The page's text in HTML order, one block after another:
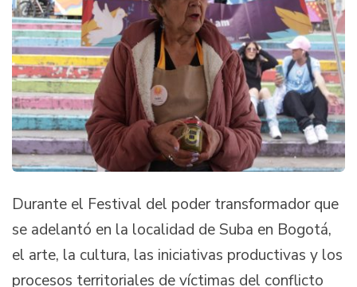
Durante el Festival del poder transformador que
se adelantó en la localidad de Suba en Bogotá,
el arte, la cultura, las iniciativas productivas y los
procesos territoriales de víctimas del conflicto